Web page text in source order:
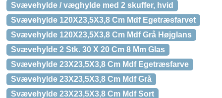
Svævehylde / væghylde med 2 skuffer, hvid
Svævehylde 120X23,5X3,8 Cm Mdf Egetræsfarvet
Svævehylde 120X23,5X3,8 Cm Mdf Grå Højglans
Svævehylde 2 Stk. 30 X 20 Cm 8 Mm Glas
Svævehylde 23X23,5X3,8 Cm Mdf Egetræsfarve
Svævehylde 23X23,5X3,8 Cm Mdf Grå
Svævehylde 23X23,5X3,8 Cm Mdf Sort